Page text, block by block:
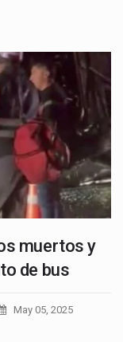
muertos y
de bus
May 05, 2025